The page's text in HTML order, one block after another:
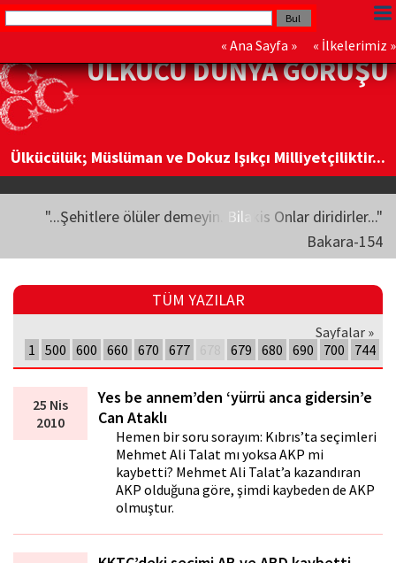
« Ana Sayfa » « İlkelerimiz »
ÜLKÜCÜ DÜNYA GÖRÜŞÜ
Ülkücülük; Müslüman ve Dokuz Işıkçı Milliyetçiliktir...
"...Şehitlere ölüler demeyin. Bilakis Onlar diridirler..."
Bakara-154
TÜM YAZILAR
Sayfalar »
1 500 600 660 670 677 679 680 690 700 744
25 Nis
2010
Yes be annem’den ‘yürrü anca gidersin’e
Can Ataklı
Hemen bir soru sorayım: Kıbrıs’ta seçimleri
Mehmet Ali Talat mı yoksa AKP mi
kaybetti? Mehmet Ali Talat’a kazandıran
AKP olduğuna göre, şimdi kaybeden de AKP
olmuştur.